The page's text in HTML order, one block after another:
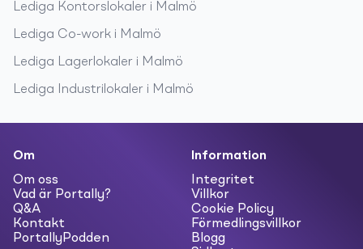
Lediga Kontorslokaler i Malmö
Lediga Co-work i Malmö
Lediga Lagerlokaler i Malmö
Lediga Industrilokaler i Malmö
Om
Om oss
Vad är Portally?
Q&A
Kontakt
PortallyPodden
Information
Integritet
Villkor
Cookie Policy
Förmedlingsvillkor
Blogg